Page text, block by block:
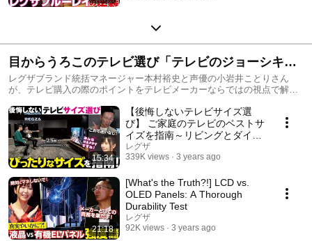
目からうろこのテレビ選び「テレビのジョーシキを
疑え」
レグザブランド統括マネージャー本村裕史と声優の小岩井ことりさん
が、テレビ購入の際のポイントをテレビメーカーならではの視点で解説
15:34
【後悔しないテレビサイズ選
び】 ご家庭のテレビのベストサ
イズを指南～リビングとダイニ
ングからの視聴距離で特定しま
す！
レグザ
339K views
3 years ago
21:18
[What's the Truth?!] LCD vs.
OLED Panels: A Thorough
Durability Test
レグザ
92K views
3 years ago